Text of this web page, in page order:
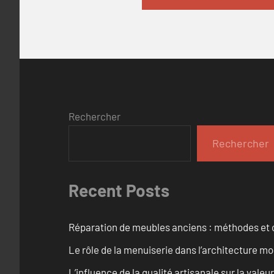
Rechercher
Rechercher
Recent Posts
Réparation de meubles anciens : méthodes et
Le rôle de la menuiserie dans l’architecture